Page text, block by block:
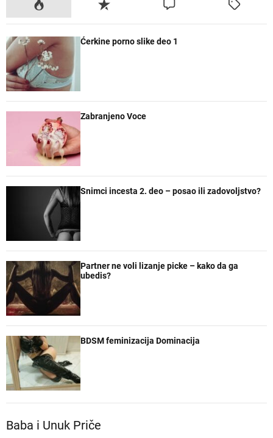
P
o
u
l
a
r
R
e
K
e
O
Ćerkine porno slike deo 1
Zabranjeno Voce
Snimci incesta 2. deo – posao ili zadovoljstvo?
Partner ne voli lizanje picke – kako da ga
ubedis?
BDSM feminizacija Dominacija
Baba i Unuk Priče